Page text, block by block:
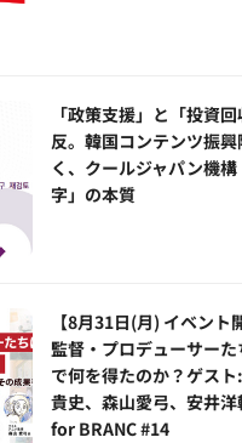
「政策支援」と「投資
反。韓国コンテンツ振
く、クールジャパン機
字」の本質
【8月31日(月) イベント
監督・プロデューサー
で何を得たのか？ゲス
貴史、森山愛弓、安井
for BRANC #14